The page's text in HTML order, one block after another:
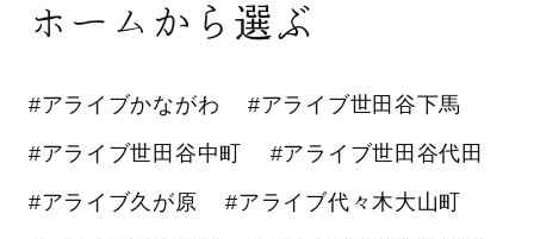
ホームから選ぶ
#アライブかながわ #アライブ世田谷下馬
#アライブ世田谷中町 #アライブ世田谷代田
#アライブ久が原 #アライブ代々木大山町